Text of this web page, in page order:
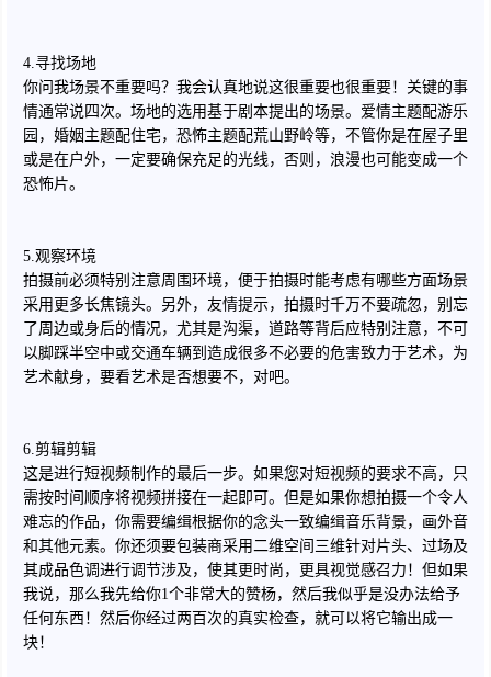
4.寻找场地
你问我场景不重要吗？我会认真地说这很重要也很重要！关键的事
情通常说四次。场地的选用基于剧本提出的场景。爱情主题配游乐
园，婚姻主题配住宅，恐怖主题配荒山野岭等，不管你是在屋子里
或是在户外，一定要确保充足的光线，否则，浪漫也可能变成一个
恐怖片。
5.观察环境
拍摄前必须特别注意周围环境，便于拍摄时能考虑有哪些方面场景
采用更多长焦镜头。另外，友情提示，拍摄时千万不要疏忽，别忘
了周边或身后的情况，尤其是沟渠，道路等背后应特别注意，不可
以脚踩半空中或交通车辆到造成很多不必要的危害致力于艺术，为
艺术献身，要看艺术是否想要不，对吧。
6.剪辑剪辑
这是进行短视频制作的最后一步。如果您对短视频的要求不高，只
需按时间顺序将视频拼接在一起即可。但是如果你想拍摄一个令人
难忘的作品，你需要编缉根据你的念头一致编缉音乐背景，画外音
和其他元素。你还须要包装商采用二维空间三维针对片头、过场及
其成品色调进行调节涉及，使其更时尚，更具视觉感召力！但如果
我说，那么我先给你1个非常大的赞杨，然后我似乎是没办法给予
任何东西！然后你经过两百次的真实检查，就可以将它输出成一
块！